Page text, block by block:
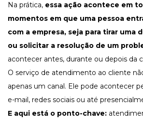
Ferramentas e Templates
Para agilizar o seu trabalho
Conteúdo prático e rápido
Kits
Materiais centralizados
Lives
Newsletters
Na prática, essa ação acontece em
momentos em que uma pessoa
com a empresa, seja para tirar uma
ou solicitar a resolução de um
acontecer antes, durante ou depois da
O serviço de atendimento ao cliente
apenas um canal. Ele pode acontecer
e-mail, redes sociais ou até
E aqui está o ponto-chave: